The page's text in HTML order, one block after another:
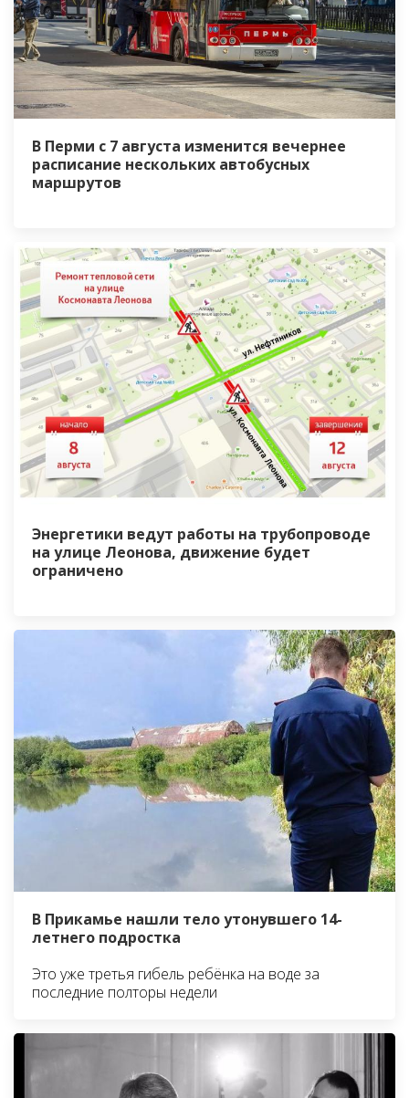
В Перми с 7 августа изменится вечернее
расписание нескольких автобусных
маршрутов
Энергетики ведут работы на трубопроводе
на улице Леонова, движение будет
ограничено
В Прикамье нашли тело утонувшего 14-
летнего подростка
Это уже третья гибель ребёнка на воде за
последние полторы недели